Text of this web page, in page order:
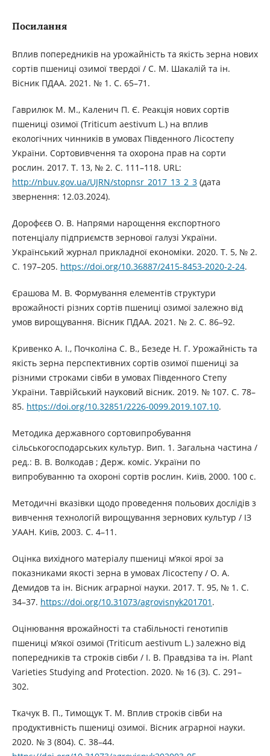
Посилання
Вплив попередників на урожайність та якість зерна нових
сортів пшениці озимої твердої / С. М. Шакалій та ін.
Вісник ПДАА. 2021. № 1. С. 65–71.
Гаврилюк М. М., Каленич П. Є. Реакція нових сортів
пшениці озимої (Triticum aestivum L.) на вплив
екологічних чинників в умовах Південного Лісостепу
України. Сортовивчення та охорона прав на сорти
рослин. 2017. Т. 13, № 2. С. 111–118. URL:
http://nbuv.gov.ua/UJRN/stopnsr_2017_13_2_3(дата
звернення: 12.03.2024).
Дорофєєв О. В. Напрями нарощення експортного
потенціалу підприємств зернової галузі України.
Український журнал прикладної економіки. 2020. Т. 5, № 2.
С. 197–205. https://doi.org/10.36887/2415-8453-2020-2-24.
Єрашова М. В. Формування елементів структури
врожайності різних сортів пшениці озимої залежно від
умов вирощування. Вісник ПДАА. 2021. № 2. С. 86–92.
Кривенко А. І., Почколіна С. В., Безеде Н. Г. Урожайність та
якість зерна перспективних сортів озимої пшениці за
різними строками сівби в умовах Південного Степу
України. Таврійський науковий вісник. 2019. № 107. С. 78–
85. https://doi.org/10.32851/2226-0099.2019.107.10.
Методика державного сортовипробування
сільськогосподарських культур. Вип. 1. Загальна частина /
ред.: В. В. Волкодав ; Держ. коміс. України по
випробуванню та охороні сортів рослин. Київ, 2000. 100 с.
Методичні вказівки щодо проведення польових дослідів з
вивчення технологій вирощування зернових культур / ІЗ
УААН. Київ, 2003. С. 4–11.
Оцінка вихідного матеріалу пшениці м’якої ярої за
показниками якості зерна в умовах Лісостепу / О. А.
Демидов та ін. Вісник аграрної науки. 2017. Т. 95, № 1. С.
34–37. https://doi.org/10.31073/agrovisnyk201701 .
Оцінювання врожайності та стабільності генотипів
пшениці м’якої озимої (Triticum aestivum L.) залежно від
попередників та строків сівби / І. В. Правдзіва та ін. Plant
Varieties Studying and Protection. 2020. № 16 (3). С. 291–
302.
Ткачук В. П., Тимощук Т. М. Вплив строків сівби на
продуктивність пшениці озимої. Вісник аграрної науки.
2020. № 3 (804). С. 38–44.